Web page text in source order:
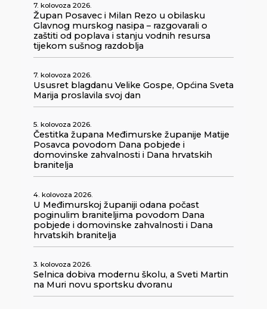
7. kolovoza 2026.
Župan Posavec i Milan Rezo u obilasku
Glavnog murskog nasipa – razgovarali o
zaštiti od poplava i stanju vodnih resursa
tijekom sušnog razdoblja
7. kolovoza 2026.
Ususret blagdanu Velike Gospe, Općina Sveta
Marija proslavila svoj dan
5. kolovoza 2026.
Čestitka župana Međimurske županije Matije
Posavca povodom Dana pobjede i
domovinske zahvalnosti i Dana hrvatskih
branitelja
4. kolovoza 2026.
U Međimurskoj županiji odana počast
poginulim braniteljima povodom Dana
pobjede i domovinske zahvalnosti i Dana
hrvatskih branitelja
3. kolovoza 2026.
Selnica dobiva modernu školu, a Sveti Martin
na Muri novu sportsku dvoranu